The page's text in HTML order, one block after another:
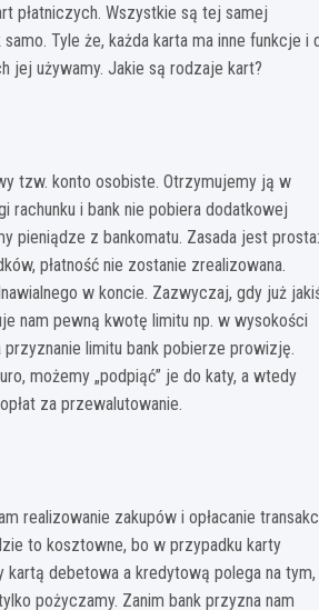
płatniczych. Wszystkie są tej samej
Tyle że, każda karta ma inne funkcje i
jej używamy. Jakie są rodzaje kart?
tzw. konto osobiste. Otrzymujemy ją w
rachunku i bank nie pobiera dodatkowej
pieniądze z bankomatu. Zasada jest prosta:
płatność nie zostanie zrealizowana.
w koncie. Zazwyczaj, gdy już
nam pewną kwotę limitu np. w wysokości
limitu bank pobierze prowizję.
możemy „podpiąć” je do katy, a wtedy
za przewalutowanie.
realizowanie zakupów i opłacanie
to kosztowne, bo w przypadku karty
kartą debetowa a kredytową polega na tym,
pożyczamy. Zanim bank przyzna nam